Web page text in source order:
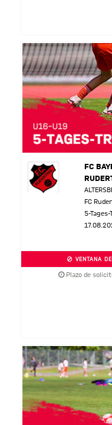
FC
FC
5-
VENTANA
Plazo de